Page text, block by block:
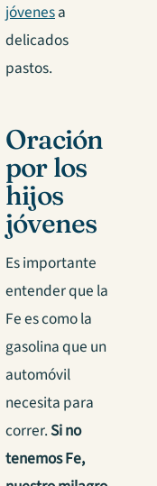
jóvenesa
delicados
pastos.
Oración
por los
hijos
jóvenes
Es importante
entender que la
Fe es como la
gasolina que un
automóvil
necesita para
correr.Si no
tenemos Fe,